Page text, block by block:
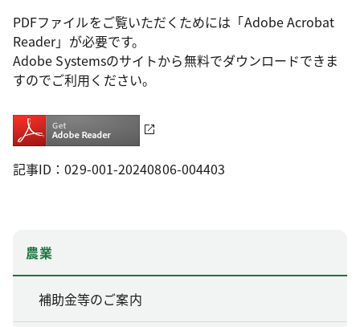
PDFファイルをご覧いただくためには「Adobe Acrobat
Reader」が必要です。
Adobe Systemsのサイトから無料でダウンロードできま
すのでご利用ください。
記事ID：029-001-20240806-004403
農業
補助金等のご案内